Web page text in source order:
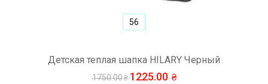
Детская теплая шапка HILARY Черный
1750.00 1225.00
56